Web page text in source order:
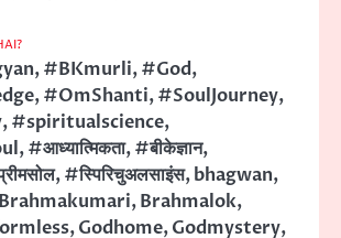
,#BKmurli,#God,
,#OmShanti,#SoulJourney,
,#spiritualscience,
,#आध्यात्मिकता,#बीकेज्ञान,
,#स्पिरिचुअलसाइंस,bhagwan,
Brahmakumari,Brahmalok,
,Godhome,Godmystery,